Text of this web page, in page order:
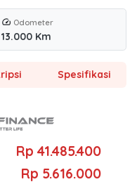
Odometer
13.000 Km
Spesifikasi
Rp 41.485.400
Rp 5.616.000